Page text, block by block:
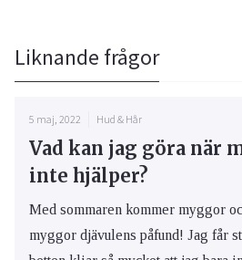
Liknande frågor
5 maj, 2022 Hud & Hår
Vad kan jag göra när
inte hjälper?
Med sommaren kommer myggor
myggor djävulens påfund! Jag får